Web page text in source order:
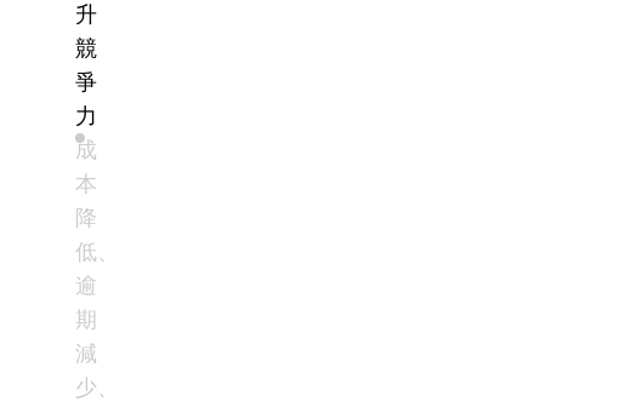
升
競
爭
力
成
本
降
低、
逾
期
減
少、